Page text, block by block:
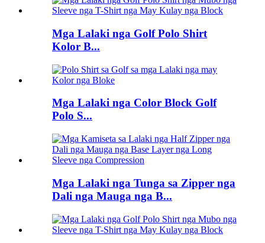
Mga Lalaki nga Golf Polo Shirt
Kolor B...
Mga Lalaki nga Color Block Golf
Polo S...
Mga Lalaki nga Tunga sa Zipper nga
Dali nga Mauga nga B...